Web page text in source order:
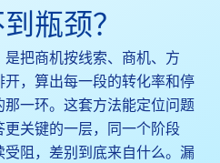
瓶颈？
把商机按线索、商机、方
，算出每一段的转化率和停
一环。这套方法能定位问题
关键的一层，同一个阶段
阻，差别到底来自什么。漏